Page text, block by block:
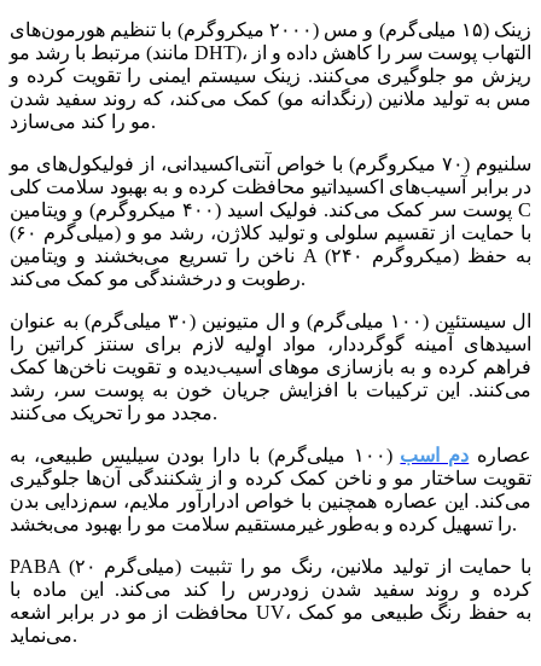
زینک (۱۵ میلی‌گرم) و مس (۲۰۰۰ میکروگرم) با تنظیم هورمون‌های
مرتبط با رشد مو (مانند DHT)، التهاب پوست سر را کاهش داده و از
ریزش مو جلوگیری می‌کنند. زینک سیستم ایمنی را تقویت کرده و
مس به تولید ملانین (رنگدانه مو) کمک می‌کند، که روند سفید شدن
مو را کند می‌سازد.
سلنیوم (۷۰ میکروگرم) با خواص آنتی‌اکسیدانی، از فولیکول‌های مو
در برابر آسیب‌های اکسیداتیو محافظت کرده و به بهبود سلامت کلی
پوست سر کمک می‌کند. فولیک اسید (۴۰۰ میکروگرم) و ویتامین C
(۶۰ میلی‌گرم) با حمایت از تقسیم سلولی و تولید کلاژن، رشد مو و
ناخن را تسریع می‌بخشند و ویتامین A (۲۴۰ میکروگرم) به حفظ
رطوبت و درخشندگی مو کمک می‌کند.
ال سیستئین (۱۰۰ میلی‌گرم) و ال متیونین (۳۰ میلی‌گرم) به عنوان
اسیدهای آمینه گوگرددار، مواد اولیه لازم برای سنتز کراتین را
فراهم کرده و به بازسازی موهای آسیب‌دیده و تقویت ناخن‌ها کمک
می‌کنند. این ترکیبات با افزایش جریان خون به پوست سر، رشد
مجدد مو را تحریک می‌کنند.
عصاره دم اسب
(۱۰۰ میلی‌گرم) با دارا بودن سیلیس طبیعی، به
تقویت ساختار مو و ناخن کمک کرده و از شکنندگی آن‌ها جلوگیری
می‌کند. این عصاره همچنین با خواص ادرارآور ملایم، سم‌زدایی بدن
را تسهیل کرده و به‌طور غیرمستقیم سلامت مو را بهبود می‌بخشد.
PABA (۲۰ میلی‌گرم) با حمایت از تولید ملانین، رنگ مو را تثبیت
کرده و روند سفید شدن زودرس را کند می‌کند. این ماده با
محافظت از مو در برابر اشعه UV، به حفظ رنگ طبیعی مو کمک
می‌نماید.